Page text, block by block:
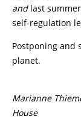
and last
self-regulation
Postponing
planet.
Marianne
House